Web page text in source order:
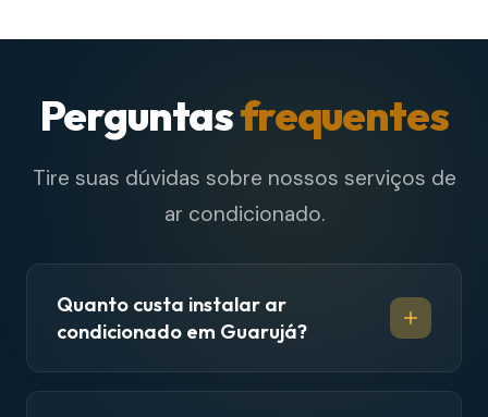
Perguntasfrequentes
Tire suas dúvidas sobre nossos serviços de
ar condicionado.
Quanto custa instalar ar
condicionado em Guarujá?